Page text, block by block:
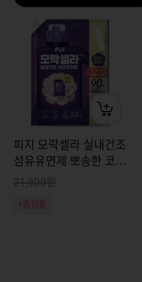
피지 모락셀라 실내건조
섬유유연제 뽀송한 코튼
21,900원
+증정품